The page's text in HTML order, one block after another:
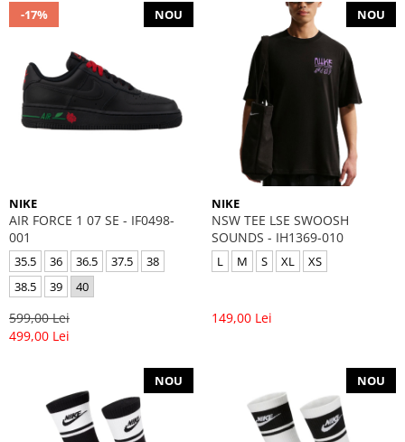
-17% NOU
NIKE
AIR FORCE 1 07 SE - IF0498-
001
35.5 36 36.5 37.5
38
38.5
39 40
599,00 Lei
499,00 Lei
NOU
NIKE
NSW TEE LSE SWOOSH
SOUNDS - IH1369-010
L M S XL XS
149,00 Lei
NOU NOU